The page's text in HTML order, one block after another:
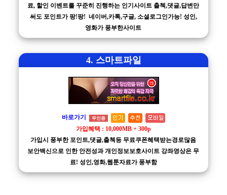
료, 할인 이벤트를 꾸준히 진행하는 인기사이트 출첵,댓글,답변만
써도 포인트가 팡!팡! 네이버,카톡,구글, 소셜로그인가능! 성인,
영화가 풍부한사이트
4. 스마트파일
바로가기 무인증
가입혜택 : 10,000MB + 300p
가입시 풍부한 포인트,댓글,출첵등 무료쿠폰혜택받는경로많음
보안백신으로 인한 안전성과 개인정보보호사이트 강좌영상은 무
료! 성인,영화,웹툰자료가 풍부함